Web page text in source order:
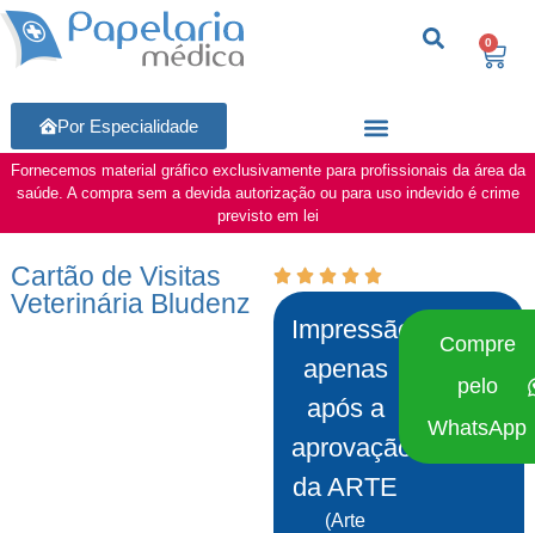
0
Por Especialidade
Fornecemos material gráfico exclusivamente para profissionais da área da
saúde. A compra sem a devida autorização ou para uso indevido é crime
previsto em lei
Cartão de Visitas
Veterinária Bludenz
Impressão
apenas
após a
aprovação
da ARTE
(Arte
Compre
pelo
WhatsApp